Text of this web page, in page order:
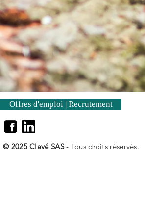
Offres d'emploi | Recrutement
© 2025 Clavé SAS- Tous droits réservés.